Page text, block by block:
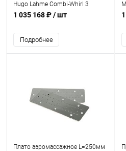
Hugo Lahme Combi-Whirl 3
(8650020)
1 035 168 ₽/ шт
Подробнее
Плато aэромассажное L=250мм